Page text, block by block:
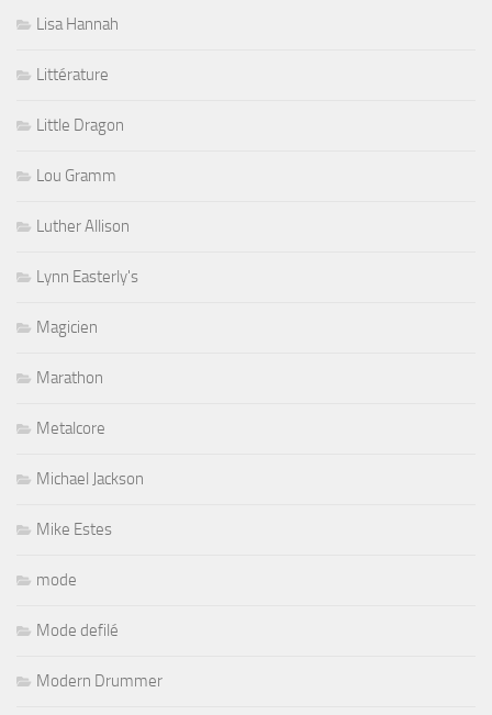
Lisa Hannah
Littérature
Little Dragon
Lou Gramm
Luther Allison
Lynn Easterly's
Magicien
Marathon
Metalcore
Michael Jackson
Mike Estes
mode
Mode defilé
Modern Drummer